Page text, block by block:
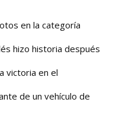
en la categoría
hizo historia después
victoria en el
de un vehículo de